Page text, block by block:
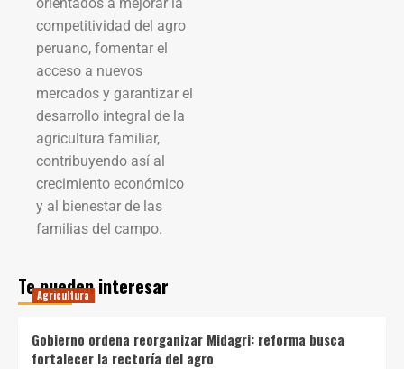
competitividad del agro
peruano, fomentar el
acceso a nuevos
mercados y garantizar el
desarrollo integral de la
agricultura familiar,
contribuyendo así al
crecimiento económico
y al bienestar de las
familias del campo.
Te pueden interesar
Agricultura
Gobierno ordena reorganizar Midagri: reforma busca
fortalecer la rectoría del agro